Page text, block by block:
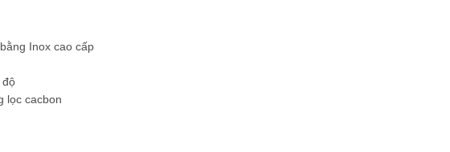
Inox cao cấp
lọc cacbon